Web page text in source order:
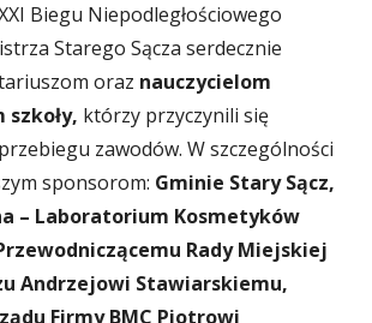
Biegu Niepodległościowego
Starego Sącza serdecznie
oraz nauczycielom
szkoły, którzy przyczynili się
zawodów. W szczególności
sponsorom: Gminie Stary Sącz,
– Laboratorium Kosmetyków
Rady Miejskiej
Andrzejowi Stawiarskiemu,
Firmy BMC Piotrowi